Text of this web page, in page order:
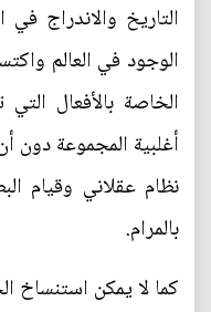
التاريخ والاندراج
الوجود في العالم
الخاصة بالأفعال
أغلبية المجموعة
نظام عقلاني وقيام
بالمرام.
كما لا يمكن استنساخ